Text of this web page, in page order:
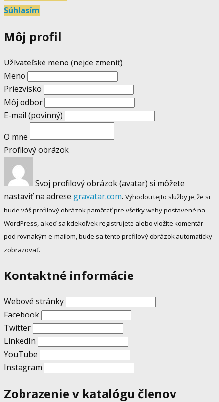
Súhlasím
Môj profil
Užívateľské meno (nejde zmeniť)
Meno
Priezvisko
Môj odbor
E-mail (povinný)
O mne
Profilový obrázok
Svoj profilový obrázok (avatar) si môžete
nastaviť na adrese gravatar.com. Výhodou tejto služby je, že si
bude váš profilový obrázok pamätať pre všetky weby postavené na
WordPress, a keď sa kdekoľvek registrujete alebo vložíte komentár
pod rovnakým e-mailom, bude sa tento profilový obrázok automaticky
zobrazovať.
Kontaktné informácie
Webové stránky
Facebook
Twitter
LinkedIn
YouTube
Instagram
Zobrazenie v katalógu členov